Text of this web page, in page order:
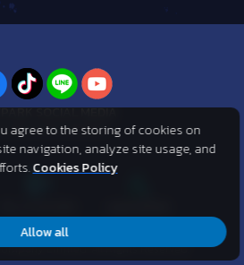
SOCIAL MEDIA
ดทุกข่าวสารจาก PlayPark
. All Rights Reserved. ©2012 Asphere
Limited. All Rights Reserved.
agree to the storing of cookies on
navigation, analyze site usage, and
Cookies Policy
Allow all